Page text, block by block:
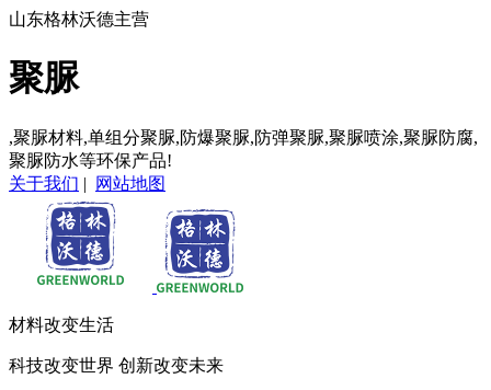
山东格林沃德主营
聚脲
,聚脲材料,单组分聚脲,防爆聚脲,防弹聚脲,聚脲喷涂,聚脲防腐,
聚脲防水等环保产品!
关于我们 | 网站地图
材料改变生活
科技改变世界 创新改变未来